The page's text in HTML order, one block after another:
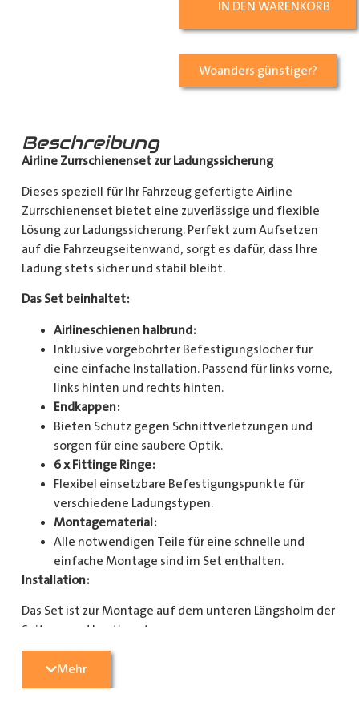
IN DEN WARENKORB
Woanders günstiger?
Beschreibung
Airline Zurrschienenset zur Ladungssicherung
Dieses speziell für Ihr Fahrzeug gefertigte Airline
Zurrschienenset bietet eine zuverlässige und flexible
Lösung zur Ladungssicherung. Perfekt zum Aufsetzen
auf die Fahrzeugseitenwand, sorgt es dafür, dass Ihre
Ladung stets sicher und stabil bleibt.
Das Set beinhaltet:
Airlineschienen halbrund:
Inklusive vorgebohrter Befestigungslöcher für
eine einfache Installation. Passend für links vorne,
links hinten und rechts hinten.
Endkappen:
Bieten Schutz gegen Schnittverletzungen und
sorgen für eine saubere Optik.
6 x Fittinge Ringe:
Flexibel einsetzbare Befestigungspunkte für
verschiedene Ladungstypen.
Montagematerial:
Alle notwendigen Teile für eine schnelle und
einfache Montage sind im Set enthalten.
Installation:
Das Set ist zur Montage auf dem unteren Längsholm der
Seitenwand bestimmt.
Mit diesem Zurrschienenset verbessern Sie die
Mehr